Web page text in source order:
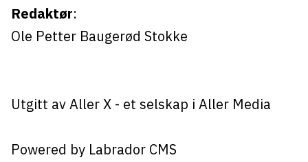
Redaktør:
Ole Petter Baugerød Stokke
Utgitt av Aller X- et selskap i Aller Media
Powered by Labrador CMS